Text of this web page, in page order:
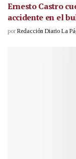
Ernesto Castro
accidente en el
por Redacción Diario La